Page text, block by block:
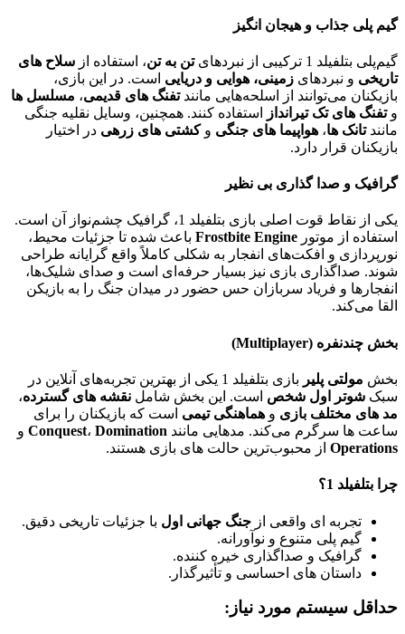
گیم‌ پلی جذاب و هیجان‌ انگیز
گیم‌پلی بتلفیلد 1 ترکیبی از نبردهای تن‌ به‌ تن، استفاده از سلاح‌ های
تاریخی و نبردهای زمینی، هوایی و دریایی است. در این بازی،
بازیکنان می‌توانند از اسلحه‌هایی مانندتفنگ‌ های قدیمی، مسلسل‌ ها
وتفنگ‌ های تک‌ تیرانداز
استفاده کنند. همچنین، وسایل نقلیه جنگی
مانندتانک‌ ها، هواپیما های جنگی وکشتی‌ های زرهی در اختیار
بازیکنان قرار دارد.
گرافیک و صدا گذاری بی‌ نظیر
یکی از نقاط قوت اصلی بازی بتلفیلد 1، گرافیک چشم‌نواز آن است.
استفاده از موتور Frostbite Engine باعث شده تا جزئیات محیط،
نورپردازی و افکت‌های انفجار به شکلی کاملاً واقع‌ گرایانه طراحی
شوند. صداگذاری بازی نیز بسیار حرفه‌ای است و صدای شلیک‌ها،
انفجارها و فریاد سربازان حس حضور در میدان جنگ را به بازیکن
القا می‌کند.
بخش چندنفره (Multiplayer)
بخش مولتی‌ پلیر
بازی بتلفیلد 1 یکی از بهترین تجربه‌های آنلاین در
سبک شوتر اول شخص است. این بخش شامل نقشه‌ های گسترده،
مد های مختلف بازی و هماهنگی تیمی است که بازیکنان را برای
ساعت‌ ها سرگرم می‌کند. مدهایی مانند
Conquest، Domination
و
Operations از محبوب‌ترین حالت‌ های بازی هستند.
چرا بتلفیلد 1؟
تجربه‌ ای واقعی از جنگ جهانی اول با جزئیات تاریخی دقیق.
گیم‌ پلی متنوع و نوآورانه.
گرافیک و صداگذاری خیره‌ کننده.
داستان‌ های احساسی و تأثیرگذار.
حداقل سیستم مورد نیاز: